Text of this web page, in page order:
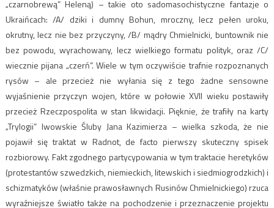
„czarnobrewą” Heleną) – takie oto sadomasochistyczne fantazje o
Ukraińcach: /A/ dziki i dumny Bohun, mroczny, lecz pełen uroku,
okrutny, lecz nie bez przyczyny, /B/ mądry Chmielnicki, buntownik nie
bez powodu, wyrachowany, lecz wielkiego formatu polityk, oraz /C/
wiecznie pijana „czerń”. Wiele w tym oczywiście trafnie rozpoznanych
rysów – ale przecież nie wyłania się z tego żadne sensowne
wyjaśnienie przyczyn wojen, które w połowie XVII wieku postawiły
przecież Rzeczpospolita w stan likwidacji. Pięknie, że trafiły na karty
„Trylogii” lwowskie Śluby Jana Kazimierza – wielka szkoda, że nie
pojawił się traktat w Radnot, de facto pierwszy skuteczny spisek
rozbiorowy. Fakt zgodnego partycypowania w tym traktacie heretyków
(protestantów szwedzkich, niemieckich, litewskich i siedmiogrodzkich) i
schizmatyków (właśnie prawosławnych Rusinów Chmielnickiego) rzuca
wyraźniejsze światło także na pochodzenie i przeznaczenie projektu